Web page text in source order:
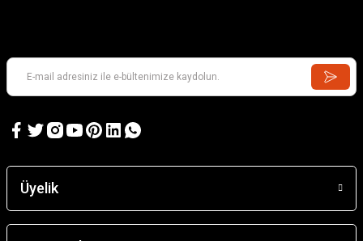
LANCIA DELTA HF INTEGRALE 16V
Üyelik